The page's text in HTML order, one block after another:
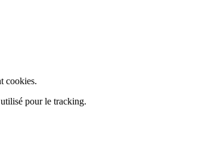
cookies.
pour le tracking.